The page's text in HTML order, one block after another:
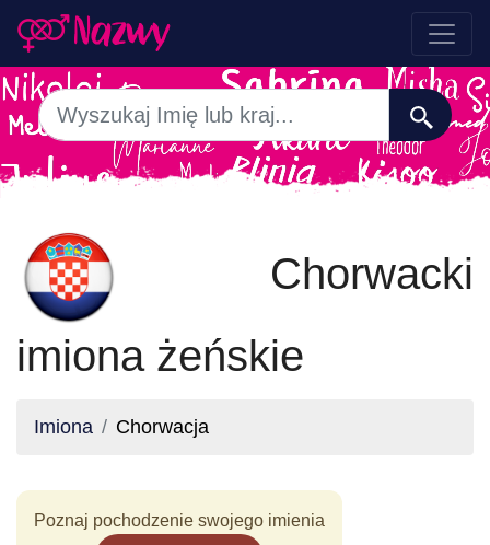
Chorwacki
imiona żeńskie
Imiona Chorwacja
Poznaj pochodzenie swojego imienia